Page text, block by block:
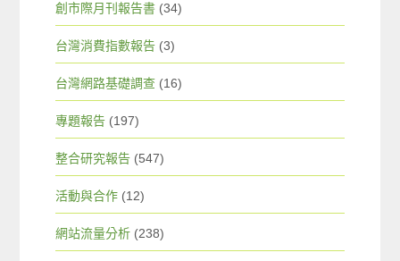
創市際月刊報告書 (34)
台灣消費指數報告 (3)
台灣網路基礎調查 (16)
專題報告 (197)
整合研究報告 (547)
活動與合作 (12)
網站流量分析 (238)